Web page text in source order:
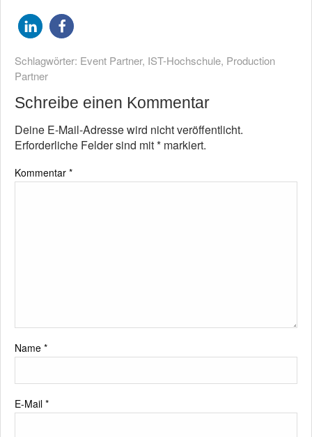
Schlagwörter: Event Partner, IST-Hochschule, Production
Partner
Schreibe einen Kommentar
Deine E-Mail-Adresse wird nicht veröffentlicht.
Erforderliche Felder sind mit* markiert.
Kommentar *
Name *
E-Mail *